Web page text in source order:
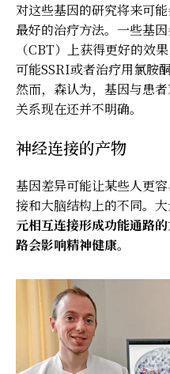
对这些基因的研究将来可
最好的治疗方法。一些基
（CBT）上获得更好的效
可能SSRI或者治疗用氯胺
然而，森认为，基因与患
关系现在还并不明确。
神经连接的产物
基因差异可能让某些人更
接和大脑结构上的不同。大
元相互连接形成功能通路
路会影响精神健康。